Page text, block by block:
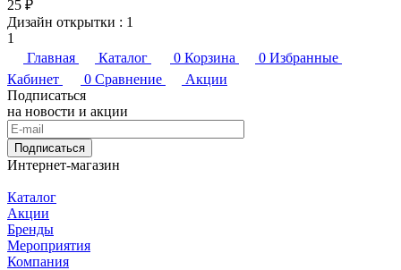
25 ₽
Дизайн открытки : 1
1
Главная
Каталог 0 Корзина 0 Избранные
Кабинет
0 Сравнение
Акции
Подписаться
на новости и акции
Подписаться
Интернет-магазин
Каталог
Акции
Бренды
Мероприятия
Компания